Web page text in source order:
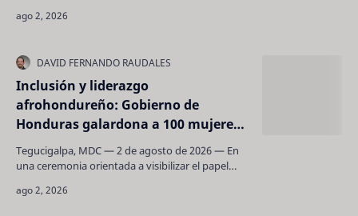
nación, las autori…
Inclusión y liderazgo
afrohondureño: Gobierno de
Honduras galardona a 100 mujeres
garífunas por su aporte al desarrollo
nacional
Tegucigalpa, MDC — 2 de agosto de 2026 — En
una ceremonia orientada a visibilizar el papel
promover la eq…